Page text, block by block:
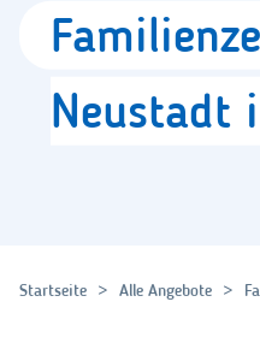
Neustadt
Startseite Alle Angebote